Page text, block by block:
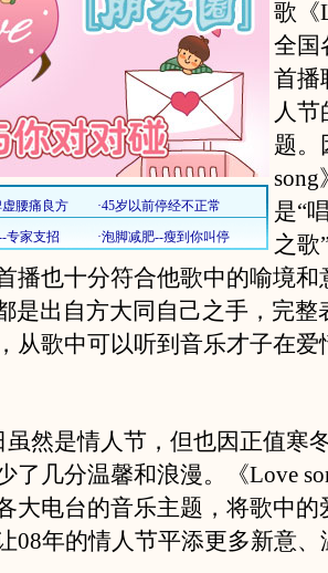
歌《
全国
首播
人
题。
是“
之歌
播也十分符合他歌中的喻境和
是出自方大同自己之手，完整
从歌中可以听到音乐才子在爱
是情人节，但也因正值寒
了几分温馨和浪漫。《Love
大电台的音乐主题，将歌中的
08年的情人节平添更多新意